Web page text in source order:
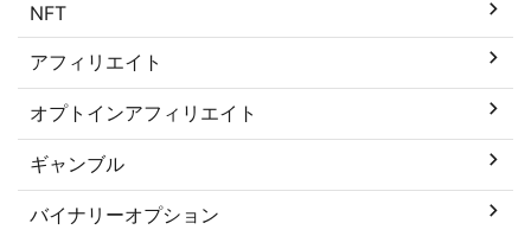
NFT
アフィリエイト
オプトインアフィリエイト
ギャンブル
バイナリーオプション